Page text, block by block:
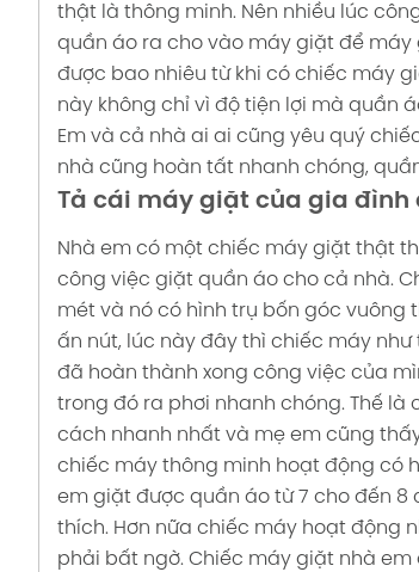
thật là thông minh. Nên nhiều lúc
quần áo ra cho vào máy giặt để
được bao nhiêu từ khi có chiếc máy
này không chỉ vì độ tiện lợi mà quần
Em và cả nhà ai ai cũng yêu quý
nhà cũng hoàn tất nhanh chóng,
Tả cái máy giặt của gia đình
Nhà em có một chiếc máy giặt thật
công việc giặt quần áo cho cả nhà.
mét và nó có hình trụ bốn góc vuông
ấn nút, lúc này đây thì chiếc máy
đã hoàn thành xong công việc của
trong đó ra phơi nhanh chóng. Thế
cách nhanh nhất và mẹ em cũng
chiếc máy thông minh hoạt động có
em giặt được quần áo từ 7 cho đến
thích. Hơn nữa chiếc máy hoạt động
phải bất ngờ. Chiếc máy giặt nhà